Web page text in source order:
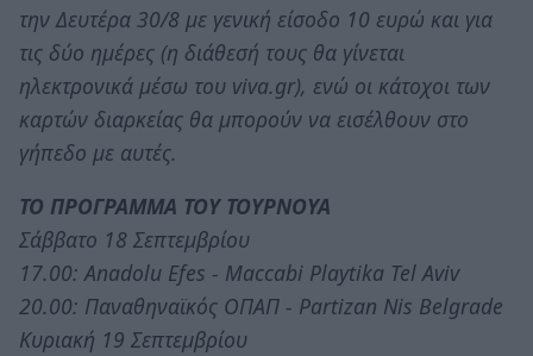
την Δευτέρα 30/8 με γενική είσοδο 10 ευρώ και για
τις δύο ημέρες (η διάθεσή τους θα γίνεται
ηλεκτρονικά μέσω του viva.gr), ενώ οι κάτοχοι των
καρτών διαρκείας θα μπορούν να εισέλθουν στο
γήπεδο με αυτές.
ΤΟ ΠΡΟΓΡΑΜΜΑ ΤΟΥ ΤΟΥΡΝΟΥΑ
Σάββατο 18 Σεπτεμβρίου
17.00: Anadolu Efes - Maccabi Playtika Tel Aviv
20.00: Παναθηναϊκός ΟΠΑΠ - Partizan Nis Belgrade
Κυριακή 19 Σεπτεμβρίου